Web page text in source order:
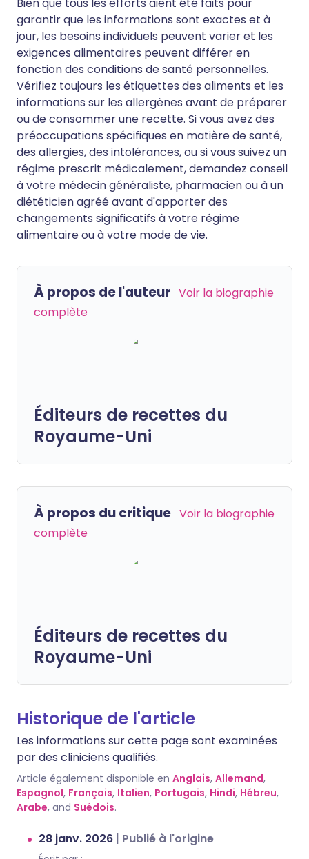
garantir que les informations sont exactes et à
jour, les besoins individuels peuvent varier et les
exigences alimentaires peuvent différer en
fonction des conditions de santé personnelles.
Vérifiez toujours les étiquettes des aliments et les
informations sur les allergènes avant de préparer
ou de consommer une recette. Si vous avez des
préoccupations spécifiques en matière de santé,
des allergies, des intolérances, ou si vous suivez un
régime prescrit médicalement, demandez conseil
à votre médecin généraliste, pharmacien ou à un
diététicien agréé avant d'apporter des
changements significatifs à votre régime
alimentaire ou à votre mode de vie.
À propos de l'auteur Voir la biographie
complète
Éditeurs de recettes du
Royaume-Uni
À propos du critique Voir la biographie
complète
Éditeurs de recettes du
Royaume-Uni
Historique de l'article
Les informations sur cette page sont examinées
par des cliniciens qualifiés.
Article également disponible en Anglais, Allemand,
Espagnol, Français, Italien, Portugais, Hindi, Hébreu,
Arabe, and Suédois.
28 janv. 2026 | Publié à l'origine